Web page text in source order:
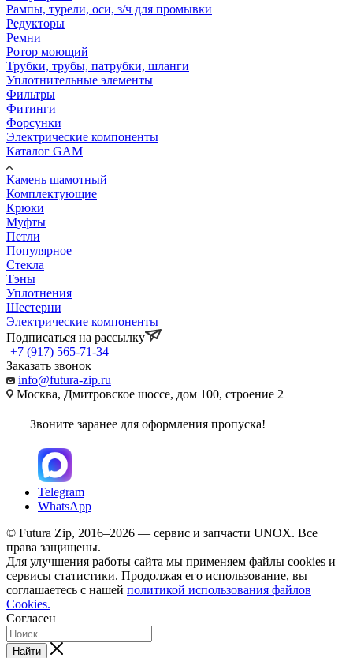
Рампы, турели, оси, з/ч для промывки
Редукторы
Ремни
Ротор моющий
Трубки, трубы, патрубки, шланги
Уплотнительные элементы
Фильтры
Фитинги
Форсунки
Электрические компоненты
Каталог GAM
Камень шамотный
Комплектующие
Крюки
Муфты
Петли
Популярное
Стекла
Тэны
Уплотнения
Шестерни
Электрические компоненты
Подписаться на рассылку
+7 (917) 565-71-34
Заказать звонок
info@futura-zip.ru
Москва, Дмитровское шоссе, дом 100, строение 2
Звоните заранее для оформления пропуска!
Telegram
WhatsApp
© Futura Zip, 2016–2026 — сервис и запчасти UNOX. Все
права защищены.
Для улучшения работы сайта мы применяем файлы cookies и
сервисы статистики. Продолжая его использование, вы
соглашаетесь с нашей политикой использования файлов
Cookies.
Согласен
Найти